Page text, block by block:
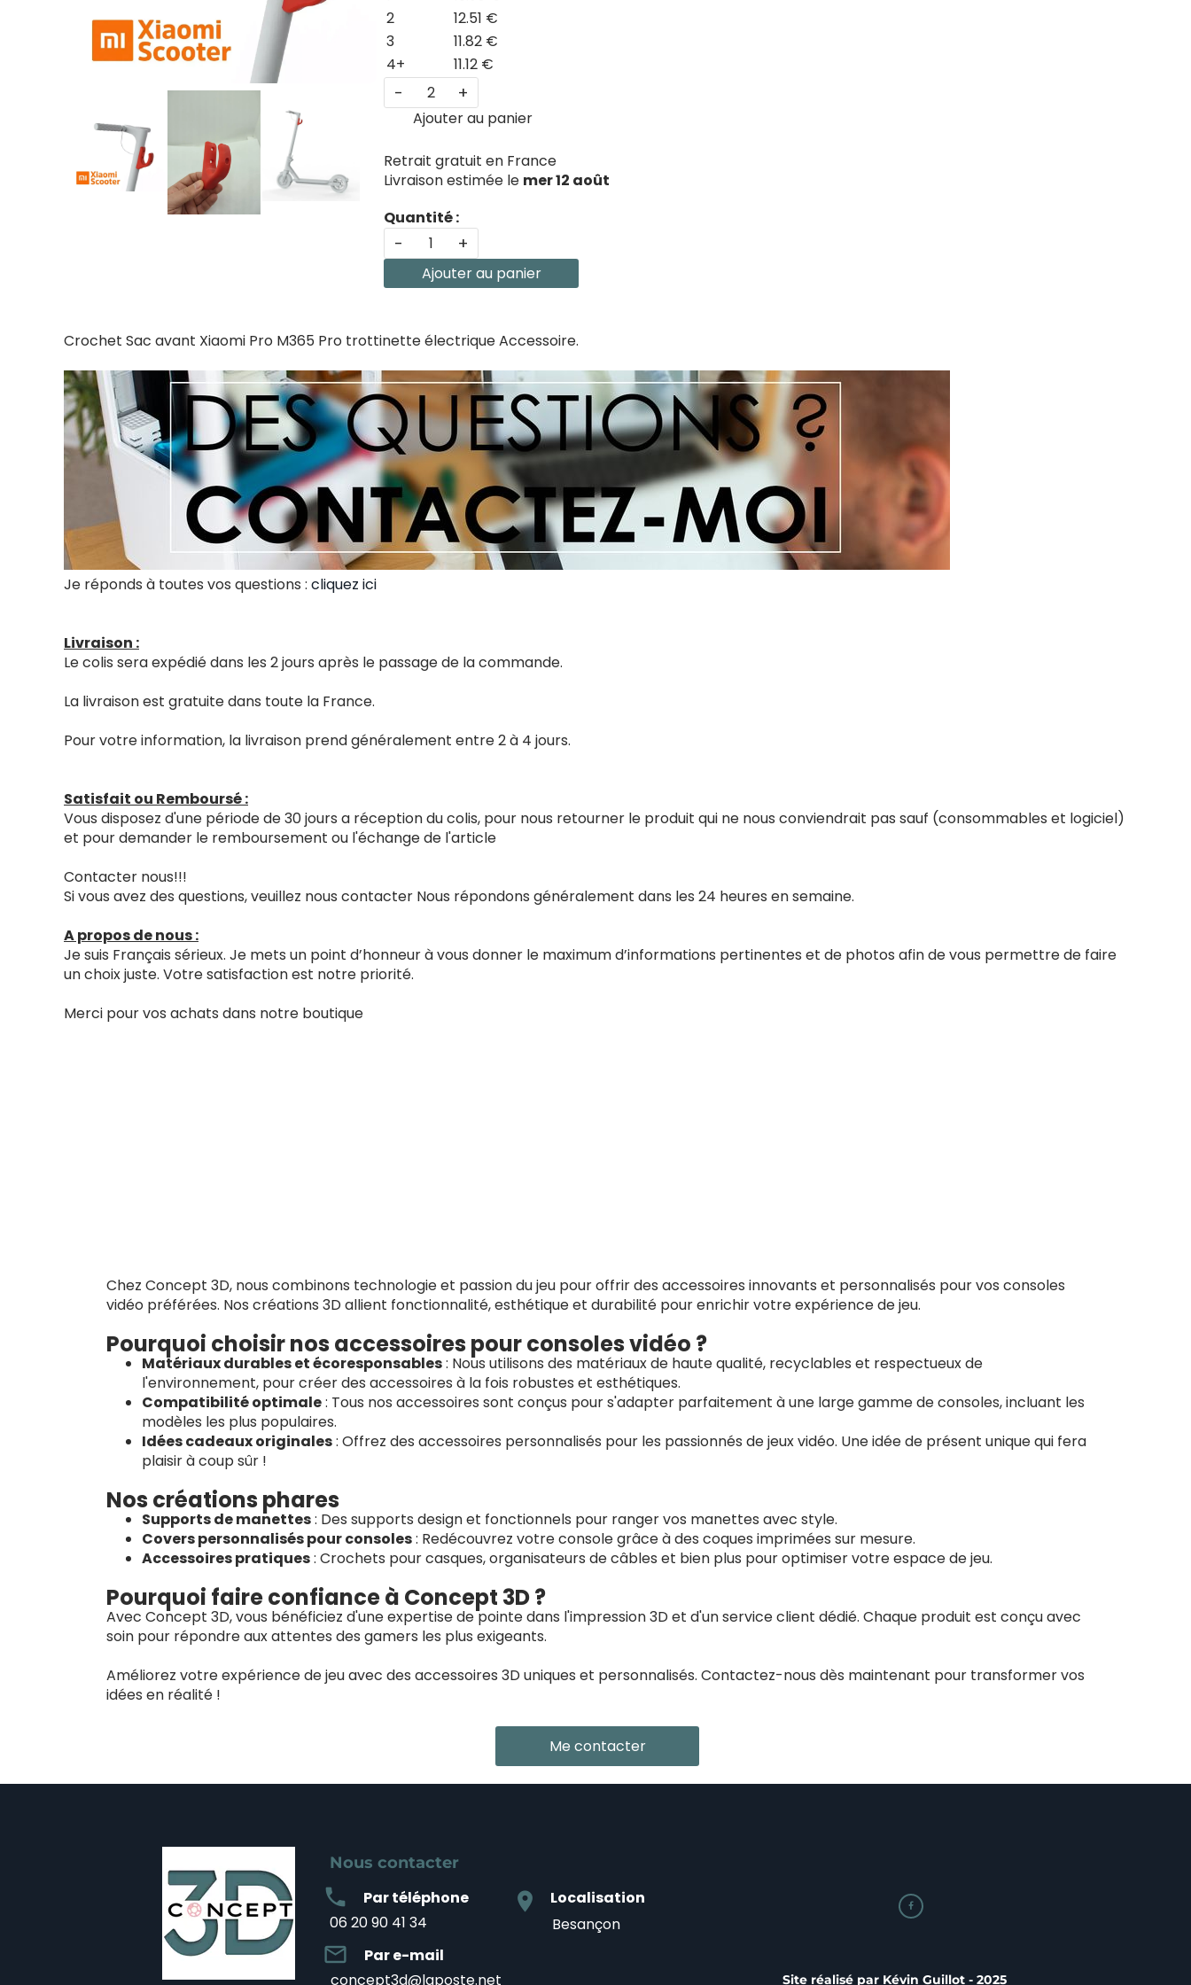

Nous contacter
mail_outline
concept3d@laposte.net
location_on
Besançon
Par e-mail
Localisation
06 20 90 41 34
local_phone Par téléphone
Site réalisé par Kévin Guillot - 2025
2
12.51 €
3
11.82 €
4+
11.12 €
- +
Ajouter au panier
Retrait gratuit en France
Livraison estimée le mer 12 août
Quantité :
- +
Ajouter au panier
Crochet Sac avant Xiaomi Pro M365 Pro trottinette électrique Accessoire.
Je réponds à toutes vos questions : cliquez ici
Livraison :
Le colis sera expédié dans les 2 jours après le passage de la commande.
La livraison est gratuite dans toute la France.
Pour votre information, la livraison prend généralement entre 2 à 4 jours.
Satisfait ou Remboursé :
Vous disposez d'une période de 30 jours a réception du colis, pour nous retourner le produit qui ne nous conviendrait pas sauf (consommables et logiciel)
et pour demander le remboursement ou l'échange de l'article
Contacter nous!!!
Si vous avez des questions, veuillez nous contacter Nous répondons généralement dans les 24 heures en semaine.
A propos de nous :
Je suis Français sérieux. Je mets un point d’honneur à vous donner le maximum d’informations pertinentes et de photos afin de vous permettre de faire
un choix juste. Votre satisfaction est notre priorité.
Merci pour vos achats dans notre boutique
Chez Concept 3D, nous combinons technologie et passion du jeu pour offrir des accessoires innovants et personnalisés pour vos consoles
vidéo préférées. Nos créations 3D allient fonctionnalité, esthétique et durabilité pour enrichir votre expérience de jeu.
Pourquoi choisir nos accessoires pour consoles vidéo ?
Matériaux durables et écoresponsables: Nous utilisons des matériaux de haute qualité, recyclables et respectueux de
l'environnement, pour créer des accessoires à la fois robustes et esthétiques.
Compatibilité optimale: Tous nos accessoires sont conçus pour s'adapter parfaitement à une large gamme de consoles, incluant les
modèles les plus populaires.
Idées cadeaux originales: Offrez des accessoires personnalisés pour les passionnés de jeux vidéo. Une idée de présent unique qui fera
plaisir à coup sûr !
Nos créations phares
Supports de manettes: Des supports design et fonctionnels pour ranger vos manettes avec style.
Covers personnalisés pour consoles: Redécouvrez votre console grâce à des coques imprimées sur mesure.
Accessoires pratiques: Crochets pour casques, organisateurs de câbles et bien plus pour optimiser votre espace de jeu.
Pourquoi faire confiance à Concept 3D ?
Avec Concept 3D, vous bénéficiez d'une expertise de pointe dans l'impression 3D et d'un service client dédié. Chaque produit est conçu avec
soin pour répondre aux attentes des gamers les plus exigeants.
Améliorez votre expérience de jeu avec des accessoires 3D uniques et personnalisés. Contactez-nous dès maintenant pour transformer vos
idées en réalité !
Me contacter